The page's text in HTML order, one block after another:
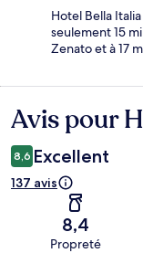
Hotel Bella
seulement 15
Zenato et à 17
Avis
Avis pour
8,6 Excellent
137 avis
8,4
Propreté